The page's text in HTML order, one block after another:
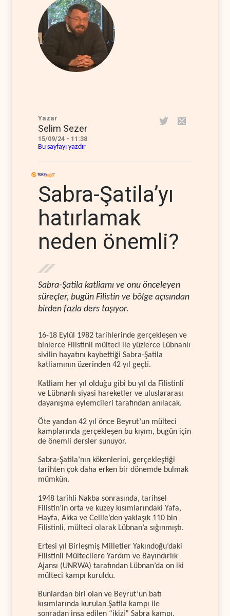
Yazar
Selim Sezer
15/09/24 - 11:38
Bu sayfayı yazdır
Sabra-Şatila’yı
hatırlamak
neden önemli?
Sabra-Şatila katliamı ve onu önceleyen
süreçler, bugün Filistin ve bölge açısından
birden fazla ders taşıyor.
16-18 Eylül 1982 tarihlerinde gerçekleşen ve
binlerce Filistinli mülteci ile yüzlerce Lübnanlı
sivilin hayatını kaybettiği Sabra-Şatila
katliamının üzerinden 42 yıl geçti.
Katliam her yıl olduğu gibi bu yıl da Filistinli
ve Lübnanlı siyasi hareketler ve uluslararası
dayanışma eylemcileri tarafından anılacak.
Öte yandan 42 yıl önce Beyrut’un mülteci
kamplarında gerçekleşen bu kıyım, bugün için
de önemli dersler sunuyor.
Sabra-Şatila’nın kökenlerini, gerçekleştiği
tarihten çok daha erken bir dönemde bulmak
mümkün.
1948 tarihli Nakba sonrasında, tarihsel
Filistin’in orta ve kuzey kısımlarındaki Yafa,
Hayfa, Akka ve Celile’den yaklaşık 110 bin
Filistinli, mülteci olarak Lübnan’a sığınmıştı.
Ertesi yıl Birleşmiş Milletler Yakındoğu’daki
Filistinli Mültecilere Yardım ve Bayındırlık
Ajansı (UNRWA) tarafından Lübnan’da on iki
mülteci kampı kuruldu.
Bunlardan biri olan ve Beyrut’un batı
kısımlarında kurulan Şatila kampı ile
sonradan inşa edilen “ikizi” Sabra kampı,